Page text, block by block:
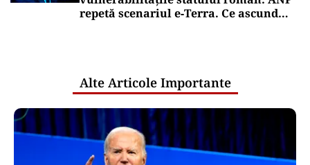
repetă scenariul e‑Terra. Ce ascund
Alte Articole Importante